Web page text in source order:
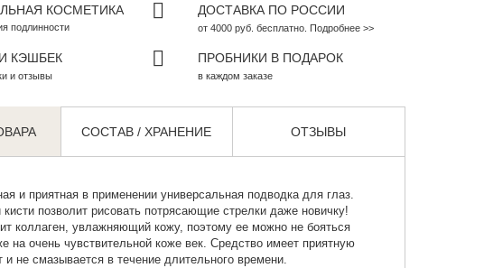
КОСМЕТИКА
подлинности
ДОСТАВКА ПО РОССИИ
от 4000 руб. бесплатно. Подробнее >>
КЭШБЕК
и отзывы
ПРОБНИКИ В ПОДАРОК
в каждом заказе
СОСТАВ / ХРАНЕНИЕ ОТЗЫВЫ
и приятная в применении универсальная подводкадля глаз.
кисти позволит рисовать потрясающие стрелки даже новичку!
коллаген, увлажняющий кожу, поэтому ее можно не бояться
на очень чувствительной коже век. Средство имеет приятную
и не смазывается в течение длительного времени.